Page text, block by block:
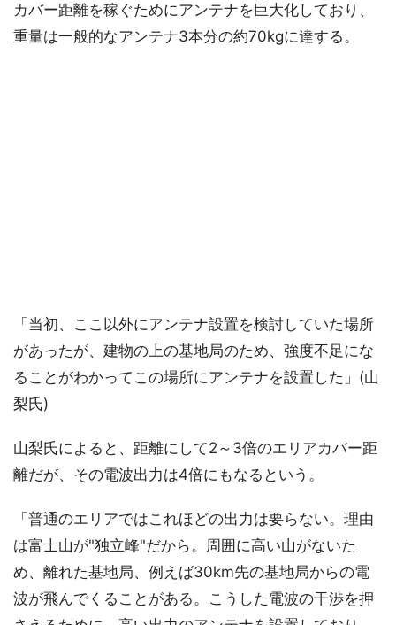
カバー距離を稼ぐためにアンテナを巨大化しており、
重量は一般的なアンテナ3本分の約70kgに達する。
「当初、ここ以外にアンテナ設置を検討していた場所
があったが、建物の上の基地局のため、強度不足にな
ることがわかってこの場所にアンテナを設置した」(山
梨氏)
山梨氏によると、距離にして2～3倍のエリアカバー距
離だが、その電波出力は4倍にもなるという。
「普通のエリアではこれほどの出力は要らない。理由
は富士山が"独立峰"だから。周囲に高い山がないた
め、離れた基地局、例えば30km先の基地局からの電
波が飛んでくることがある。こうした電波の干渉を押